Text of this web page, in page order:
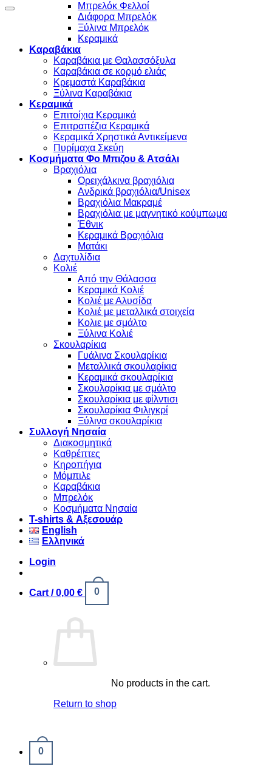
Μπρελόκ Φελλοί
Διάφορα Μπρελόκ
Ξύλινα Μπρελόκ
Κεραμικά
Καραβάκια
Καραβάκια με Θαλασσόξυλα
Καραβάκια σε κορμό ελιάς
Κρεμαστά Καραβάκια
Ξύλινα Καραβάκια
Κεραμικά
Επιτοίχια Κεραμικά
Επιτραπέζια Κεραμικά
Κεραμικά Χρηστικά Αντικείμενα
Πυρίμαχα Σκεύη
Κοσμήματα Φο Μπιζου & Ατσάλι
Βραχιόλια
Oρειχάλκινα βραχιόλια
Ανδρικά βραχιόλια/Unisex
Βραχιόλια Μακραμέ
Βραχιόλια με μαγνητικό κούμπωμα
Έθνικ
Κεραμικά Βραχιόλια
Ματάκι
Δαχτυλίδια
Κολιέ
Από την Θάλασσα
Κεραμικά Κολιέ
Κολιέ με Αλυσίδα
Κολιέ με μεταλλικά στοιχεία
Κολιε με σμάλτο
Ξύλινα Κολιέ
Σκουλαρίκια
Γυάλινα Σκουλαρίκια
Μεταλλικά σκουλαρίκια
Κεραμικά σκουλαρίκια
Σκουλαρίκια με σμάλτο
Σκουλαρίκια με φίλντισι
Σκουλαρίκια Φιλιγκρί
Ξύλινα σκουλαρίκια
Συλλογή Νησαία
Διακοσμητικά
Καθρέπτες
Κηροπήγια
Μόμπιλε
Καραβάκια
Μπρελόκ
Κοσμήματα Νησαία
Τ-shirts & Αξεσουάρ
English
Ελληνικά
Login
Cart /0,00 € 0
No products in the cart.
Return to shop
0